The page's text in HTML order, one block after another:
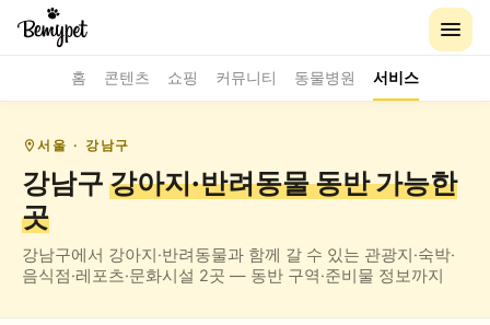
홈 콘텐츠 쇼핑 커뮤니티 동물병원 서비스
서울 · 강남구
강남구 강아지·반려동물 동반가능한
곳
강남구에서 강아지·반려동물과 함께 갈 수 있는 관광지·숙박·
음식점·레포츠·문화시설 2곳 — 동반 구역·준비물 정보까지